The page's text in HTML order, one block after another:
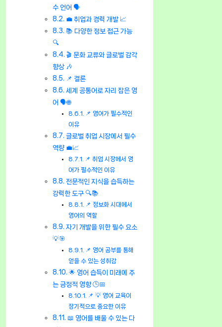
수 언어 🗣️
💼 취업과 경력 개발 📈
📚 다양한 정보 접근 가능
🔍
🎬 문화 교류와 글로벌 감각
향상 🎶
📌 결론
세계 공통어로 자리 잡은 영
어 🗣️🌐
📌 영어가 필수적인
이유
글로벌 취업 시장에서 필수
역량 💼📈
📌 취업 시장에서 영
어가 필수적인 이유
전문적인 지식을 습득하는
강력한 도구 🔍📚
📌 정보화 시대에서
영어의 역할
자기 개발을 위한 필수 요소
💡🎯
📌 영어 공부를 통해
얻을 수 있는 성취감
🌟 영어 습득이 미래에 주
는 긍정적 영향 🕒📅
📌 💡 영어 교육이
장기적으로 중요한 이유
📖 영어를 배울 수 있는 다